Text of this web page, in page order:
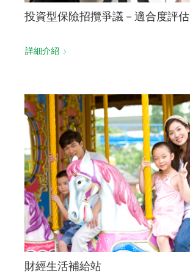
投資型保險招攬爭議－適合度評估
詳細介紹
財經生活補給站